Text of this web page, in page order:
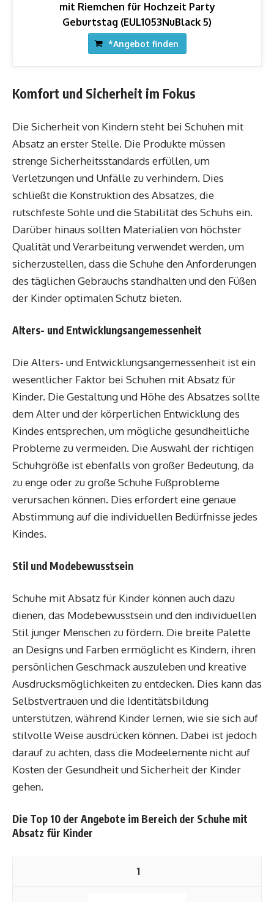
mit Riemchen für Hochzeit Party
Geburtstag (EUL1053NuBlack 5)
*Angebot finden
Komfort und Sicherheit im Fokus
Die Sicherheit von Kindern steht bei Schuhen mit
Absatz an erster Stelle. Die Produkte müssen
strenge Sicherheitsstandards erfüllen, um
Verletzungen und Unfälle zu verhindern. Dies
schließt die Konstruktion des Absatzes, die
rutschfeste Sohle und die Stabilität des Schuhs ein.
Darüber hinaus sollten Materialien von höchster
Qualität und Verarbeitung verwendet werden, um
sicherzustellen, dass die Schuhe den Anforderungen
des täglichen Gebrauchs standhalten und den Füßen
der Kinder optimalen Schutz bieten.
Alters- und Entwicklungsangemessenheit
Die Alters- und Entwicklungsangemessenheit ist ein
wesentlicher Faktor bei Schuhen mit Absatz für
Kinder. Die Gestaltung und Höhe des Absatzes sollte
dem Alter und der körperlichen Entwicklung des
Kindes entsprechen, um mögliche gesundheitliche
Probleme zu vermeiden. Die Auswahl der richtigen
Schuhgröße ist ebenfalls von großer Bedeutung, da
zu enge oder zu große Schuhe Fußprobleme
verursachen können. Dies erfordert eine genaue
Abstimmung auf die individuellen Bedürfnisse jedes
Kindes.
Stil und Modebewusstsein
Schuhe mit Absatz für Kinder können auch dazu
dienen, das Modebewusstsein und den individuellen
Stil junger Menschen zu fördern. Die breite Palette
an Designs und Farben ermöglicht es Kindern, ihren
persönlichen Geschmack auszuleben und kreative
Ausdrucksmöglichkeiten zu entdecken. Dies kann das
Selbstvertrauen und die Identitätsbildung
unterstützen, während Kinder lernen, wie sie sich auf
stilvolle Weise ausdrücken können. Dabei ist jedoch
darauf zu achten, dass die Modeelemente nicht auf
Kosten der Gesundheit und Sicherheit der Kinder
gehen.
Die Top 10 der Angebote im Bereich der Schuhe mit
Absatz für Kinder
1